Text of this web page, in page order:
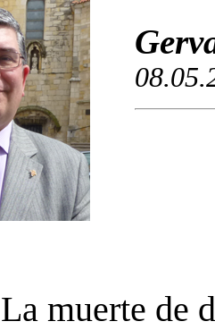
La muerte de